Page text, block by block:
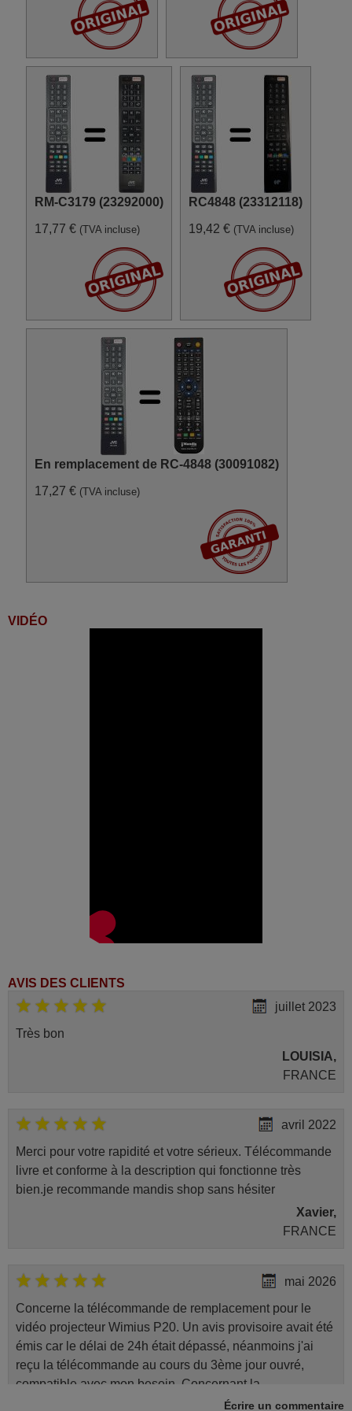
Digihome 10096707
(39273SMFHDLED)
Digihome 10098634
(42278FHDDLEDCNTD)
Digihome 10099933
(22272SMFHDLED)
Digihome 10100464
(TFK55ELEDRTD16B)
Digihome 10101707
(49287FHDDLEDCNTD)
Digihome 10101721
(43287FHDDLEDCNTD)
Digihome 10102435
(48300UHDLEDCNTD)
Digihome 10102438
(32279SMT2HDLED)
Digihome 10102902
(40272SMT2 FHD LED)
Digihome 10102903
(50273SMT2FHDLEDTV)
Edenwood ED4901UHD
Finlux 10093372
(55FME242ST)
Finlux 10094625
(55UT3E242ST)
Finlux 10094627
(65UT3E242ST)
Finlux 10096854
(50FLHK274SC)
Finlux 10098669
(42FME249ST)
Finlux 10099642
(FIN40ULTRA)
Finlux 10099643
(FIN48ULTRA)
Finlux 10099689
(FIN55ULTRA)
(FIN65ULTRA)
Finlux 10100750
Finlux 65FTE242ST
69 I)
Hitachi 10103034 (32HB6T61)
Hitachi 10103091 (40HB6T62)
(65F501HZ2W66)
Hitachi 10105949
Hitachi 55 HG 6 W 69 I
Hitachi 55 HG 6 W 69 IH
Hitachi 55HBW62
Hitachi 55HGW69
Hitachi 55HK6W64
Hitachi 65HZT663DK
Hitachi 65HZW66
JVC 10104221 (LT-32VH53A)
JVC 10104603 (LT-43HW87U)
JVC 10104606 (LT-48HW87U)
JVC 10104609 (LT-55HW87U)
JVC 10106133 (LT-40VF53A)
JVC LT32C655
JVC LT49VF53B
Kendo 10096758
RM-C3179 (23292000)
17,77 € (TVA incluse)
RC4848 (23312118)
19,42 € (TVA incluse)
En remplacement de RC-4848 (30091082)
17,27 € (TVA incluse)
VIDÉO
AVIS DES CLIENTS
juillet 2023
Très bon
LOUISIA,
FRANCE
avril 2022
Merci pour votre rapidité et votre sérieux. Télécommande
livre et conforme à la description qui fonctionne très
bien.je recommande mandis shop sans hésiter
Xavier,
FRANCE
mai 2026
Concerne la télécommande de remplacement pour le
vidéo projecteur Wimius P20. Un avis provisoire avait été
émis car le délai de 24h était dépassé, néanmoins j'ai
reçu la télécommande au cours du 3ème jour ouvré,
compatible avec mon besoin. Concernant la
fonctionnalité de la télécommande, le produit tient sa
Écrire un commentaire